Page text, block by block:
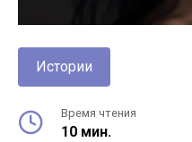
Истории
Время чтения
10 мин.